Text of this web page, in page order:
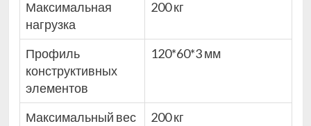
Максимальная
нагрузка
200 кг
Профиль
конструктивных
элементов
120*60*3 мм
Максимальный вес
200 кг